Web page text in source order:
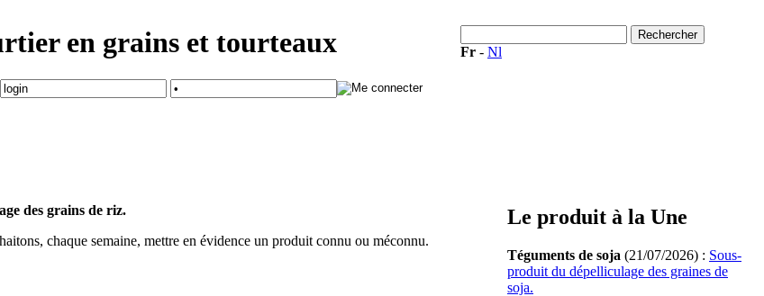
en grains et tourteaux Fr - Nl
des grains de riz.
chaque semaine, mettre en évidence un produit connu ou méconnu.
Le produit à la Une
Téguments de soja (21/07/2026) : Sous-
produit du dépelliculage des graines de
soja.